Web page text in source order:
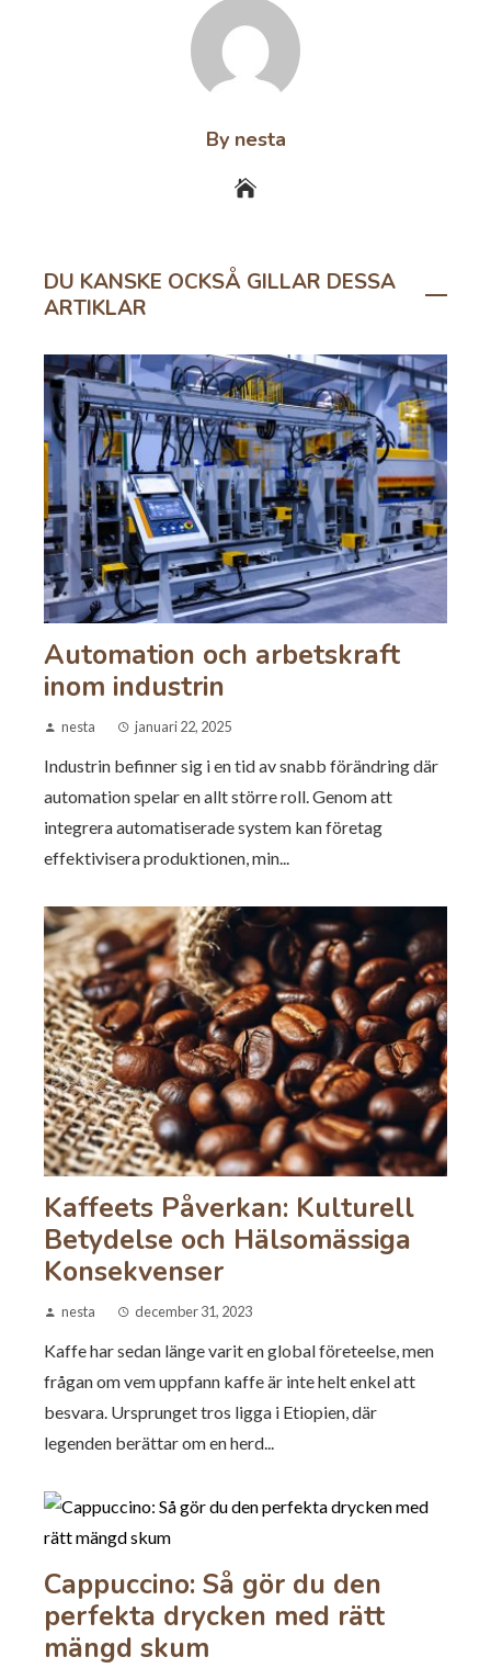
By nesta
DU KANSKE OCKSÅ GILLAR DESSA
ARTIKLAR
Automation och arbetskraft
inom industrin
nesta januari 22, 2025
Industrin befinner sig i en tid av snabb förändring där
automation spelar en allt större roll. Genom att
integrera automatiserade system kan företag
effektivisera produktionen, min...
Kaffeets Påverkan: Kulturell
Betydelse och Hälsomässiga
Konsekvenser
nesta december 31, 2023
Kaffe har sedan länge varit en global företeelse, men
frågan om vem uppfann kaffe är inte helt enkel att
besvara. Ursprunget tros ligga i Etiopien, där
legenden berättar om en herd...
Cappuccino: Så gör du den
perfekta drycken med rätt
mängd skum